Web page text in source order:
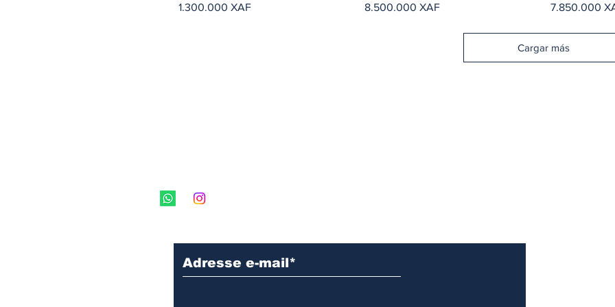
Precio
1.300.000 XAF
Precio
8.500.000 XAF
Precio
7.850.000
Cargar más